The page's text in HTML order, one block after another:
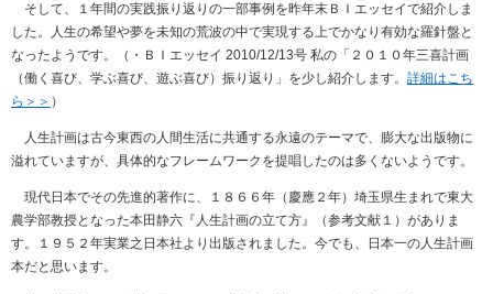
そして、１年間の実践振り返りの一部事例を昨年末ＢＩエッセイで紹介しま
した。人生の希望や夢を未知の荒波の中で実現する上でかなり有効な羅針盤と
なったようです。（・ＢＩエッセイ 2010/12/13号 私の「２０１０年三喜計画
（働く喜び、学ぶ喜び、遊ぶ喜び）振り返り」を少し紹介します。 詳細はこち
ら＞＞ ）
人生計画は古今東西の人間生活に共通する永遠のテーマで、膨大な出版物に
溢れていますが、具体的なフレームワークを提唱したのは多くないようです。
現代日本でその先進的著作に、１８６６年（慶應２年）埼玉県生まれで東大
農学部教授となった本田静六『人生計画の立て方』（参考文献１）がありま
す。１９５２年実業之日本社より出版されました。今でも、日本一の人生計画
本だと思います。